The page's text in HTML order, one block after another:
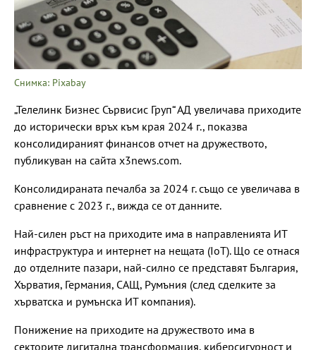
Снимка: Pixabay
„Телелинк Бизнес Сървисис Груп“ АД увеличава приходите
до исторически връх към края 2024 г., показва
консолидираният финансов отчет на дружеството,
публикуван на сайта x3news.com.
Консолидираната печалба за 2024 г. също се увеличава в
сравнение с 2023 г., вижда се от данните.
Най-силен ръст на приходите има в направленията ИТ
инфраструктура и интернет на нещата (IoT). Що се отнася
до отделните пазари, най-силно се представят България,
Хърватия, Германия, САЩ, Румъния (след сделките за
хърватска и румънска ИТ компания).
Понижение на приходите на дружеството има в
секторите дигитална трансформация, киберсигурност и